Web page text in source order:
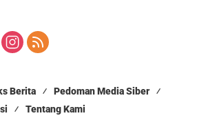
Berita
Pedoman Media Siber
Tentang Kami